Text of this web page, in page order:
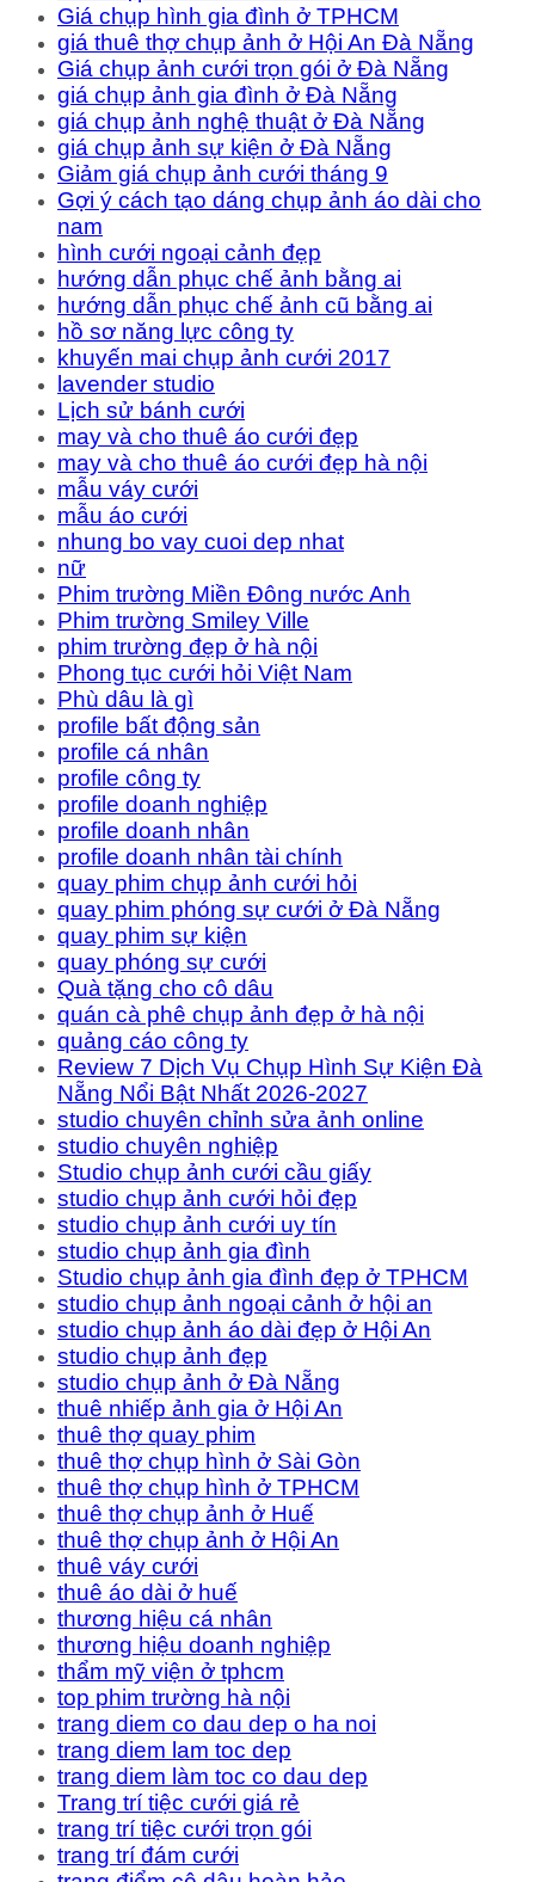
Giá chụp hình gia đình ở TPHCM
giá thuê thợ chụp ảnh ở Hội An Đà Nẵng
Giá chụp ảnh cưới trọn gói ở Đà Nẵng
giá chụp ảnh gia đình ở Đà Nẵng
giá chụp ảnh nghệ thuật ở Đà Nẵng
giá chụp ảnh sự kiện ở Đà Nẵng
Giảm giá chụp ảnh cưới tháng 9
Gợi ý cách tạo dáng chụp ảnh áo dài cho
nam
hình cưới ngoại cảnh đẹp
hướng dẫn phục chế ảnh bằng ai
hướng dẫn phục chế ảnh cũ bằng ai
hồ sơ năng lực công ty
khuyến mai chụp ảnh cưới 2017
lavender studio
Lịch sử bánh cưới
may và cho thuê áo cưới đẹp
may và cho thuê áo cưới đẹp hà nội
mẫu váy cưới
mẫu áo cưới
nhung bo vay cuoi dep nhat
nữ
Phim trường Miền Đông nước Anh
Phim trường Smiley Ville
phim trường đẹp ở hà nội
Phong tục cưới hỏi Việt Nam
Phù dâu là gì
profile bất động sản
profile cá nhân
profile công ty
profile doanh nghiệp
profile doanh nhân
profile doanh nhân tài chính
quay phim chụp ảnh cưới hỏi
quay phim phóng sự cưới ở Đà Nẵng
quay phim sự kiện
quay phóng sự cưới
Quà tặng cho cô dâu
quán cà phê chụp ảnh đẹp ở hà nội
quảng cáo công ty
Review 7 Dịch Vụ Chụp Hình Sự Kiện Đà
Nẵng Nổi Bật Nhất 2026-2027
studio chuyên chỉnh sửa ảnh online
studio chuyên nghiệp
Studio chụp ảnh cưới cầu giấy
studio chụp ảnh cưới hỏi đẹp
studio chụp ảnh cưới uy tín
studio chụp ảnh gia đình
Studio chụp ảnh gia đình đẹp ở TPHCM
studio chụp ảnh ngoại cảnh ở hội an
studio chụp ảnh áo dài đẹp ở Hội An
studio chụp ảnh đẹp
studio chụp ảnh ở Đà Nẵng
thuê nhiếp ảnh gia ở Hội An
thuê thợ quay phim
thuê thợ chụp hình ở Sài Gòn
thuê thợ chụp hình ở TPHCM
thuê thợ chụp ảnh ở Huế
thuê thợ chụp ảnh ở Hội An
thuê váy cưới
thuê áo dài ở huế
thương hiệu cá nhân
thương hiệu doanh nghiệp
thẩm mỹ viện ở tphcm
top phim trường hà nội
trang diem co dau dep o ha noi
trang diem lam toc dep
trang diem làm toc co dau dep
Trang trí tiệc cưới giá rẻ
trang trí tiệc cưới trọn gói
trang trí đám cưới